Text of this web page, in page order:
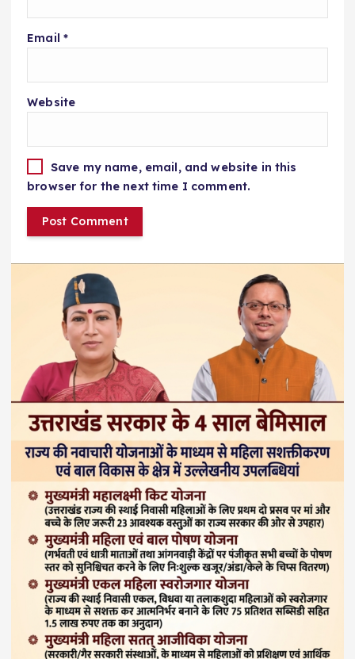
Email *
Website
Save my name, email, and website in this
browser for the next time I comment.